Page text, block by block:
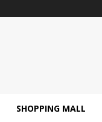
SHOPPING MALL